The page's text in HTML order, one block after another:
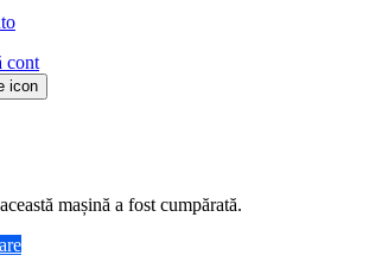
cont
mașină a fost cumpărată.